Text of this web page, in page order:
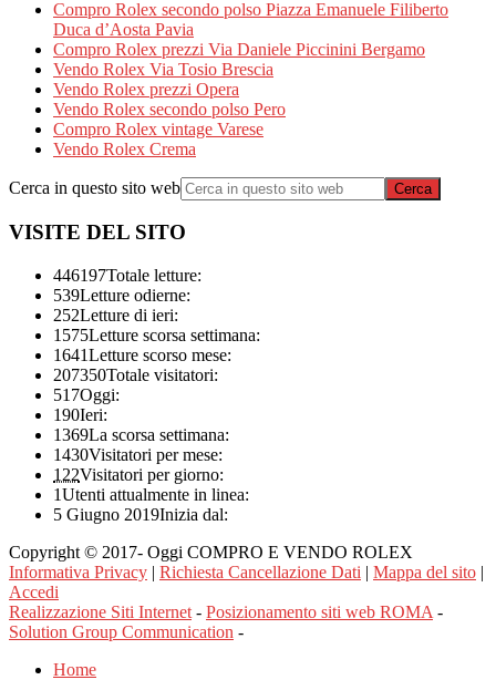
Compro Rolex secondo polso Piazza Emanuele Filiberto
Duca d’Aosta Pavia
Compro Rolex prezzi Via Daniele Piccinini Bergamo
Vendo Rolex Via Tosio Brescia
Vendo Rolex prezzi Opera
Vendo Rolex secondo polso Pero
Compro Rolex vintage Varese
Vendo Rolex Crema
Cerca in questo sito web
VISITE DEL SITO
446197Totale letture:
539Letture odierne:
252Letture di ieri:
1575Letture scorsa settimana:
1641Letture scorso mese:
207350Totale visitatori:
517Oggi:
190Ieri:
1369La scorsa settimana:
1430Visitatori per mese:
122Visitatori per giorno:
1Utenti attualmente in linea:
5 Giugno 2019Inizia dal:
Copyright © 2017- Oggi COMPRO E VENDO ROLEX
Informativa Privacy | Richiesta Cancellazione Dati | Mappa del sito |
Accedi
Realizzazione Siti Internet - Posizionamento siti web ROMA -
Solution Group Communication -
Home